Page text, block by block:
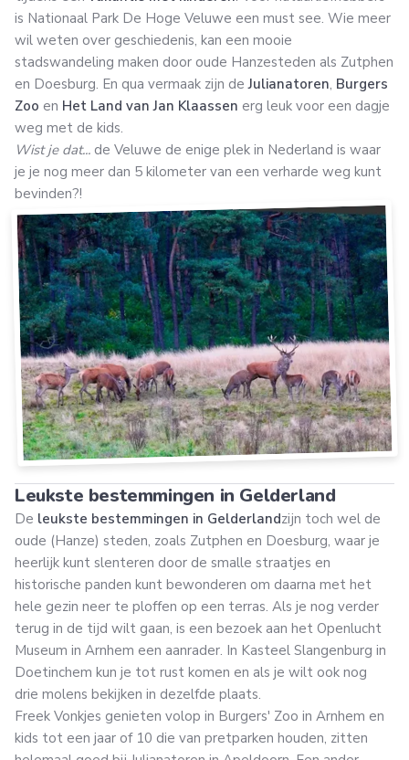
is Nationaal Park De Hoge Veluwe een must see. Wie meer
wil weten over geschiedenis, kan een mooie
stadswandeling maken door oude Hanzesteden als Zutphen
en Doesburg. En qua vermaak zijn deJulianatoren, Burgers
Zoo en Het Land van Jan Klaassen erg leuk voor een dagje
weg met de kids.
Wist je dat... de Veluwe de enige plek in Nederland is waar
je je nog meer dan 5 kilometer van een verharde weg kunt
bevinden?!
Leukste bestemmingen in Gelderland
De leukste bestemmingen in Gelderlandzijn toch wel de
oude (Hanze) steden, zoals Zutphen en Doesburg, waar je
heerlijk kunt slenteren door de smalle straatjes en
historische panden kunt bewonderen om daarna met het
hele gezin neer te ploffen op een terras. Als je nog verder
terug in de tijd wilt gaan, is een bezoek aan het Openlucht
Museum in Arnhem een aanrader. In Kasteel Slangenburg in
Doetinchem kun je tot rust komen en als je wilt ook nog
drie molens bekijken in dezelfde plaats.
Freek Vonkjes genieten volop in Burgers' Zoo in Arnhem en
kids tot een jaar of 10 die van pretparken houden, zitten